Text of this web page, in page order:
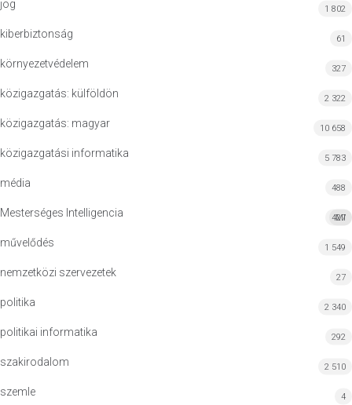
jog 1 802
kiberbiztonság 61
környezetvédelem 327
közigazgatás: külföldön 2 322
közigazgatás: magyar 10 658
közigazgatási informatika 5 783
média 488
Mesterséges Intelligencia MI
427
művelődés 1 549
nemzetközi szervezetek 27
politika 2 340
politikai informatika 292
szakirodalom 2 510
szemle 4